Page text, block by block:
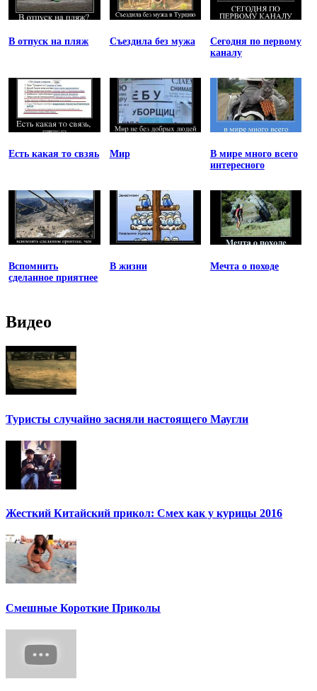
В отпуск на пляж Съездила без мужа
Сегодня по первому
каналу
Есть какая то свзяь Мир
В мире много всего
интересного
Вспомнить
сделанное приятнее
В жизни Мечта о походе
Видео
Туристы случайно засняли настоящего Маугли
Жесткий Китайский прикол: Смех как у курицы 2016
Смешные Короткие Приколы